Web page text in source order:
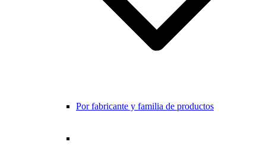
Por fabricante y familia de productos